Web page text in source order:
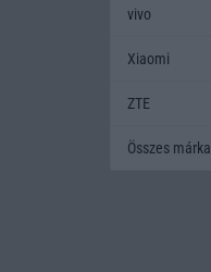
vivo
Xiaomi
ZTE
Összes márka